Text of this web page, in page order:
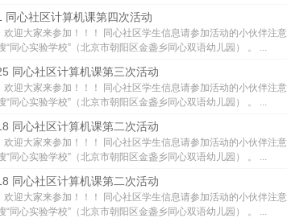
同心社区计算机课第四次活动
迎大家来参加！！！ 同心社区学生信息请参加活动的小伙伴注
“同心实验学校”（北京市朝阳区金盏乡同心双语幼儿园） 。 ...
同心社区计算机课第三次活动
迎大家来参加！！！ 同心社区学生信息请参加活动的小伙伴注
“同心实验学校”（北京市朝阳区金盏乡同心双语幼儿园） 。 ...
同心社区计算机课第二次活动
迎大家来参加！！！ 同心社区学生信息请参加活动的小伙伴注
“同心实验学校”（北京市朝阳区金盏乡同心双语幼儿园） 。 ...
同心社区计算机课第二次活动
迎大家来参加！！！ 同心社区学生信息请参加活动的小伙伴注
“同心实验学校”（北京市朝阳区金盏乡同心双语幼儿园） 。 ...